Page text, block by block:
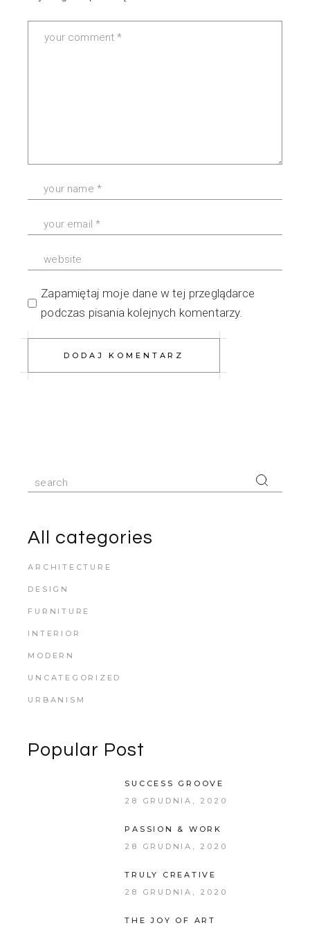
Zapamiętaj moje dane w tej przeglądarce
podczas pisania kolejnych komentarzy.
DODAJ KOMENTARZ
All categories
ARCHITECTURE
DESIGN
FURNITURE
INTERIOR
MODERN
UNCATEGORIZED
URBANISM
Popular Post
SUCCESS GROOVE
28 GRUDNIA, 2020
PASSION & WORK
28 GRUDNIA, 2020
TRULY CREATIVE
28 GRUDNIA, 2020
THE JOY OF ART